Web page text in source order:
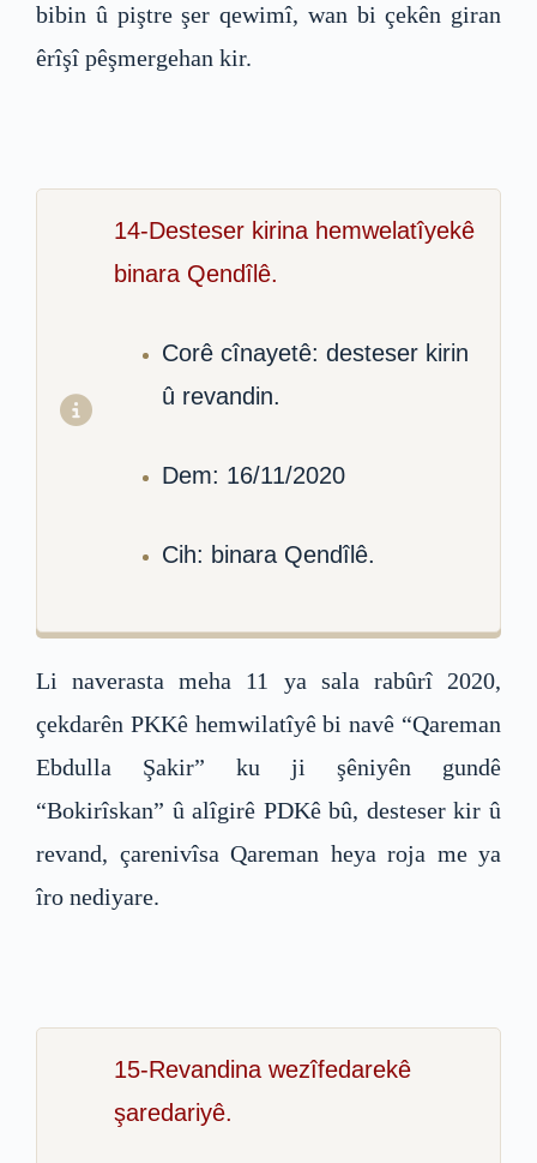
bibin û piştre şer qewimî, wan bi çekên giran
êrîşî pêşmergehan kir.
14-Desteser kirina hemwelatîyekê
binara Qendîlê.
Corê cînayetê: desteser kirin
û revandin.
Dem: 16/11/2020
Cih: binara Qendîlê.
Li naverasta meha 11 ya sala rabûrî 2020,
çekdarên PKKê hemwilatîyê bi navê “Qareman
Ebdulla Şakir” ku ji şêniyên gundê
“Bokirîskan” û alîgirê PDKê bû, desteser kir û
revand, çarenivîsa Qareman heya roja me ya
îro nediyare.
15-Revandina wezîfedarekê
şaredariyê.